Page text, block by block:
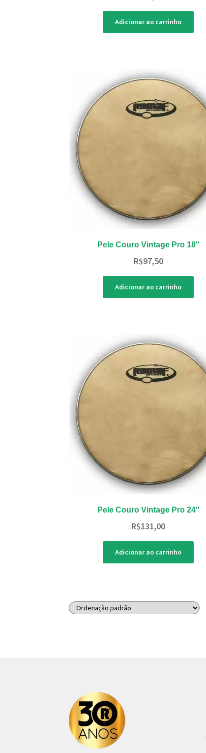
Adicionar ao carrinho
Pele Couro Vintage Pro 18″
R$97,50
Adicionar ao carrinho
Pele Couro Vintage Pro 24″
R$131,00
Adicionar ao carrinho